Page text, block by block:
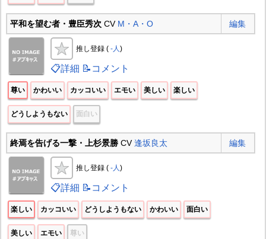
平和を望む者・豊臣秀次CV M・A・O 編集
推し登録 ( -人)
📋詳細 📝コメント
尊い かわいい カッコいい エモい 美しい 楽しい
どうしようもない 面白い
終焉を告げる一撃・上杉景勝CV逢坂良太 編集
推し登録 ( -人)
📋詳細 📝コメント
楽しい カッコいい どうしようもない かわいい 面白い
美しい エモい 尊い